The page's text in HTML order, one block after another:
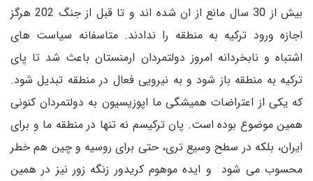
بیش از 30 سال مانع از ان شده اند و تا قبل از جنگ 202 هرگز
اجازه ورود ترکیه به منطقه را ندادند. متاسفانه سیاست های
اشتباه و نابخردانه امروز دولتمردان ارمنستان باعث شد تا پای
ترکیه به منطقه باز شود و به نیرویی فعال در منطقه تبدیل شود.
که یکی از اعتراضات همیشگی ما اپوزیسیون به دولتمردان کنونی
همین موضوع بوده است. پان ترکیسم نه تنها در منطقه ما و برای
ایران، بلکه در سطح وسیع تری، حتی برای روسیه و چین هم خطر
محسوب می شود و ایده موهوم کریدور زنگه زور نیز در همین